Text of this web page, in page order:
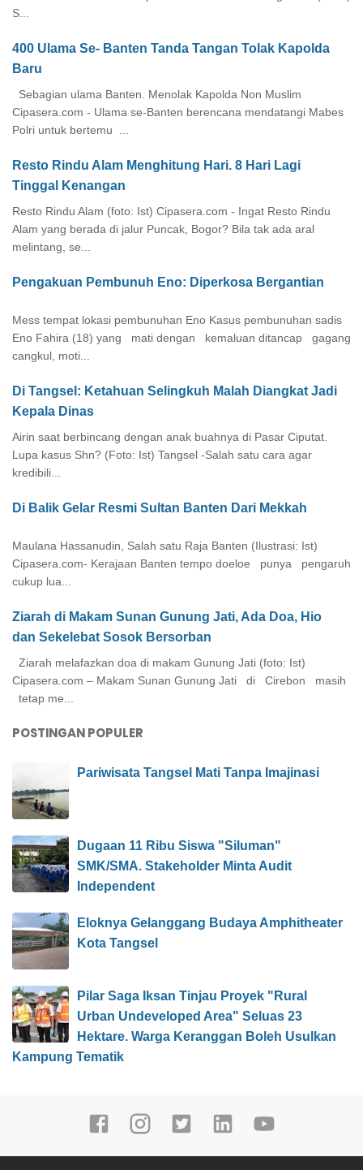
S...
400 Ulama Se- Banten Tanda Tangan Tolak Kapolda
Baru
Sebagian ulama Banten. Menolak Kapolda Non Muslim
Cipasera.com - Ulama se-Banten berencana mendatangi Mabes
Polri untuk bertemu ...
Resto Rindu Alam Menghitung Hari. 8 Hari Lagi
Tinggal Kenangan
Resto Rindu Alam (foto: Ist) Cipasera.com - Ingat Resto Rindu
Alam yang berada di jalur Puncak, Bogor? Bila tak ada aral
melintang, se...
Pengakuan Pembunuh Eno: Diperkosa Bergantian
Mess tempat lokasi pembunuhan Eno Kasus pembunuhan sadis
Eno Fahira (18) yang mati dengan kemaluan ditancap gagang
cangkul, moti...
Di Tangsel: Ketahuan Selingkuh Malah Diangkat Jadi
Kepala Dinas
Airin saat berbincang dengan anak buahnya di Pasar Ciputat.
Lupa kasus Shn? (Foto: Ist) Tangsel -Salah satu cara agar
kredibili...
Di Balik Gelar Resmi Sultan Banten Dari Mekkah
Maulana Hassanudin, Salah satu Raja Banten (Ilustrasi: Ist)
Cipasera.com- Kerajaan Banten tempo doeloe punya pengaruh
cukup lua...
Ziarah di Makam Sunan Gunung Jati, Ada Doa, Hio
dan Sekelebat Sosok Bersorban
Ziarah melafazkan doa di makam Gunung Jati (foto: Ist)
Cipasera.com – Makam Sunan Gunung Jati di Cirebon masih
tetap me...
POSTINGAN POPULER
Pariwisata Tangsel Mati Tanpa Imajinasi
Dugaan 11 Ribu Siswa "Siluman"
SMK/SMA. Stakeholder Minta Audit
Independent
Eloknya Gelanggang Budaya Amphitheater
Kota Tangsel
Pilar Saga Iksan Tinjau Proyek "Rural
Urban Undeveloped Area" Seluas 23
Hektare. Warga Keranggan Boleh Usulkan
Kampung Tematik